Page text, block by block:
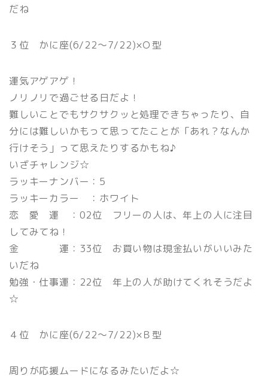
だね
３位 かに座(6/22〜7/22)×Ｏ型
運気アゲアゲ！
ノリノリで過ごせる日だよ！
難しいことでもサクサクッと処理できちゃったり、自
分には難しいかもって思ってたことが「あれ？なんか
行けそう」って思えたりするかもね♪
いざチャレンジ☆
ラッキーナンバー：5
ラッキーカラー ：ホワイト
恋 愛 運 ：02位 フリーの人は、年上の人に注目
してみてね！
金 運：33位 お買い物は現金払いがいいみた
いだね
勉強・仕事運：22位 年上の人が助けてくれそうだよ
☆
４位 かに座(6/22〜7/22)×Ｂ型
周りが応援ムードになるみたいだよ☆